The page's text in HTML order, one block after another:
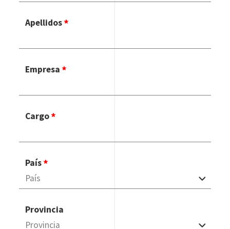
Apellidos
Empresa
Cargo
País
Provincia